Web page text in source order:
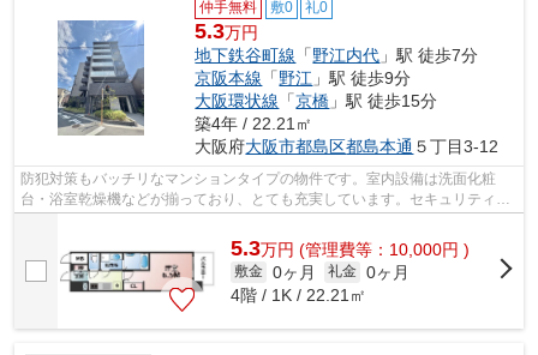
仲手無料 敷0 礼0
5.3万円
地下鉄谷町線 「野江内代 」駅 徒歩7分
京阪本線 「野江 」駅 徒歩9分
大阪環状線 「京橋 」駅 徒歩15分
築4年 / 22.21㎡
大阪府大阪市都島区都島本通 ５丁目3-12
防犯対策もバッチリなマンションタイプの物件です。室内設備は洗面化粧
台・浴室乾燥機などが揃っており、とても充実しています。セキュリティ面
5.3万円 (管理費等：10,000円 )
敷金 0ヶ月 礼金 0ヶ月
4階 / 1K / 22.21㎡